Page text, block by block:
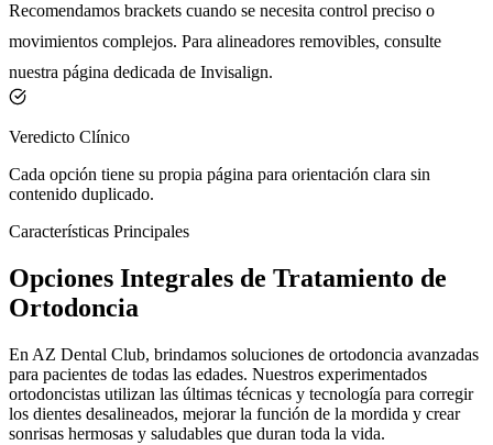
Recomendamos brackets cuando se necesita control preciso o
movimientos complejos. Para alineadores removibles, consulte
nuestra página dedicada de Invisalign.
Veredicto Clínico
Cada opción tiene su propia página para orientación clara sin
contenido duplicado.
Características Principales
Opciones Integrales de Tratamiento de
Ortodoncia
En AZ Dental Club, brindamos soluciones de ortodoncia avanzadas
para pacientes de todas las edades. Nuestros experimentados
ortodoncistas utilizan las últimas técnicas y tecnología para corregir
los dientes desalineados, mejorar la función de la mordida y crear
sonrisas hermosas y saludables que duran toda la vida.